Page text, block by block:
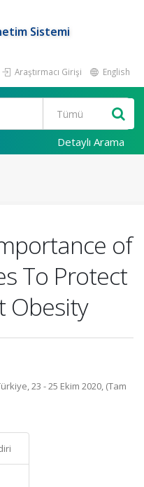
Sistemi
Araştırmacı Girişi English
Detaylı Arama
of
To Protect
Obesity
23 - 25 Ekim 2020, (Tam